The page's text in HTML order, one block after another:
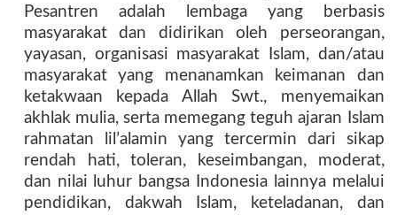
Pesantren adalah lembaga yang berbasis
masyarakat dan didirikan oleh perseorangan,
yayasan, organisasi masyarakat Islam, dan/atau
masyarakat yang menanamkan keimanan dan
ketakwaan kepada Allah Swt., menyemaikan
akhlak mulia, serta memegang teguh ajaran Islam
rahmatan lil’alamin yang tercermin dari sikap
rendah hati, toleran, keseimbangan, moderat,
dan nilai luhur bangsa Indonesia lainnya melalui
pendidikan, dakwah Islam, keteladanan, dan